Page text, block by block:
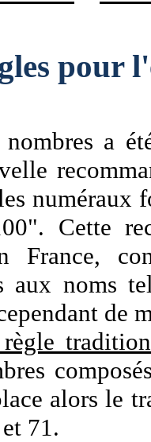
pour
a
numéraux
Cette
France,
aux noms
de
alors le
71.